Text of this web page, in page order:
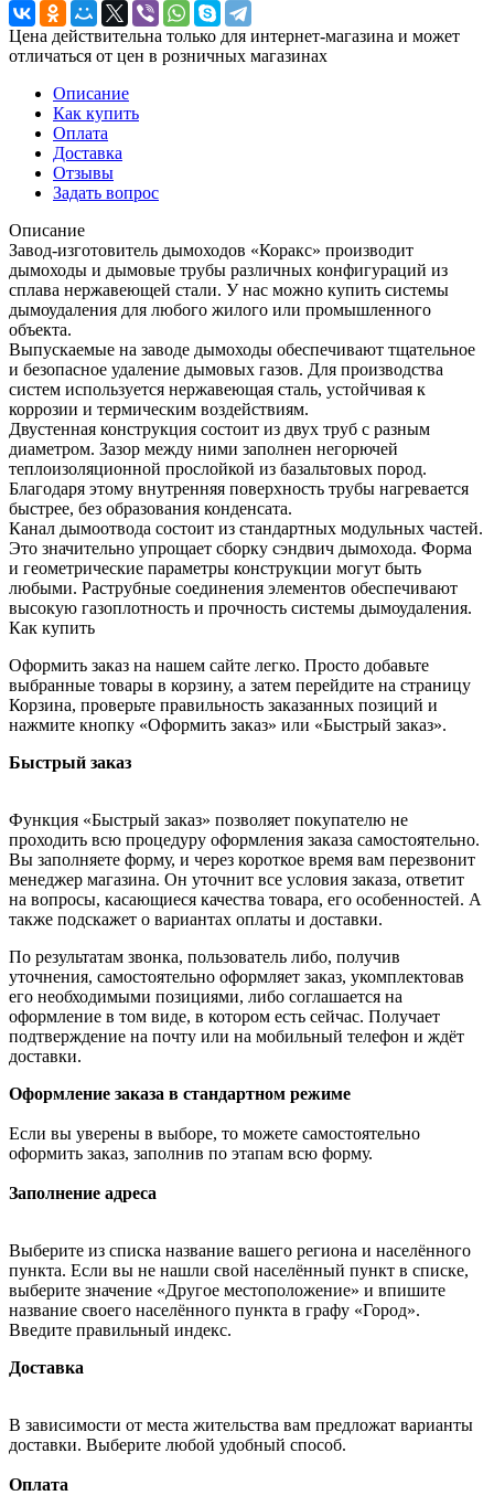
Цена действительна только для интернет-магазина и может
отличаться от цен в розничных магазинах
Описание
Как купить
Оплата
Доставка
Отзывы
Задать вопрос
Описание
Завод-изготовитель дымоходов «Коракс» производит
дымоходы и дымовые трубы различных конфигураций из
сплава нержавеющей стали. У нас можно купить системы
дымоудаления для любого жилого или промышленного
объекта.
Выпускаемые на заводе дымоходы обеспечивают тщательное
и безопасное удаление дымовых газов. Для производства
систем используется нержавеющая сталь, устойчивая к
коррозии и термическим воздействиям.
Двустенная конструкция состоит из двух труб с разным
диаметром. Зазор между ними заполнен негорючей
теплоизоляционной прослойкой из базальтовых пород.
Благодаря этому внутренняя поверхность трубы нагревается
быстрее, без образования конденсата.
Канал дымоотвода состоит из стандартных модульных частей.
Это значительно упрощает сборку сэндвич дымохода. Форма
и геометрические параметры конструкции могут быть
любыми. Раструбные соединения элементов обеспечивают
высокую газоплотность и прочность системы дымоудаления.
Как купить
Оформить заказ на нашем сайте легко. Просто добавьте
выбранные товары в корзину, а затем перейдите на страницу
Корзина, проверьте правильность заказанных позиций и
нажмите кнопку «Оформить заказ» или «Быстрый заказ».
Быстрый заказ
Функция «Быстрый заказ» позволяет покупателю не
проходить всю процедуру оформления заказа самостоятельно.
Вы заполняете форму, и через короткое время вам перезвонит
менеджер магазина. Он уточнит все условия заказа, ответит
на вопросы, касающиеся качества товара, его особенностей. А
также подскажет о вариантах оплаты и доставки.
По результатам звонка, пользователь либо, получив
уточнения, самостоятельно оформляет заказ, укомплектовав
его необходимыми позициями, либо соглашается на
оформление в том виде, в котором есть сейчас. Получает
подтверждение на почту или на мобильный телефон и ждёт
доставки.
Оформление заказа в стандартном режиме
Если вы уверены в выборе, то можете самостоятельно
оформить заказ, заполнив по этапам всю форму.
Заполнение адреса
Выберите из списка название вашего региона и населённого
пункта. Если вы не нашли свой населённый пункт в списке,
выберите значение «Другое местоположение» и впишите
название своего населённого пункта в графу «Город».
Введите правильный индекс.
Доставка
В зависимости от места жительства вам предложат варианты
доставки. Выберите любой удобный способ.
Оплата